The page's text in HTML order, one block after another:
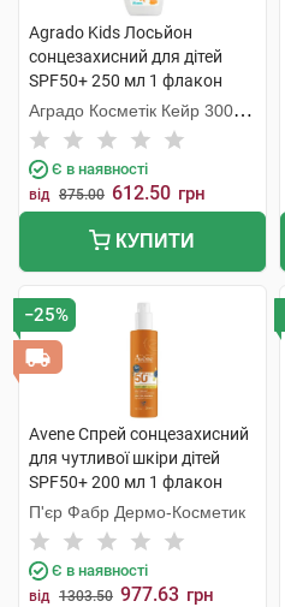
Agrado Kids Лосьйон
сонцезахисний для дітей
SPF50+ 250 мл 1 флакон
Аградо Косметік Кейр 3000
С.Л.У.
Є в наявності
від 875.00 612.50 грн
КУПИТИ
−25%
Avene Спрей сонцезахисний
для чутливої шкіри дітей
SPF50+ 200 мл 1 флакон
П'єр Фабр Дермо-Косметик
Є в наявності
від 1303.50 977.63 грн